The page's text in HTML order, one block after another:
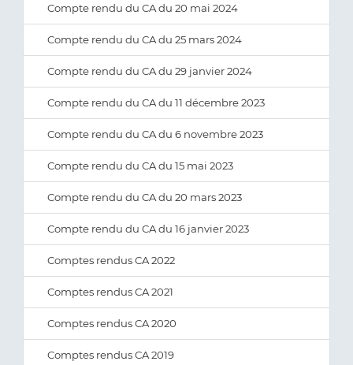
Compte rendu du CA du 20 mai 2024
Compte rendu du CA du 25 mars 2024
Compte rendu du CA du 29 janvier 2024
Compte rendu du CA du 11 décembre 2023
Compte rendu du CA du 6 novembre 2023
Compte rendu du CA du 15 mai 2023
Compte rendu du CA du 20 mars 2023
Compte rendu du CA du 16 janvier 2023
Comptes rendus CA 2022
Comptes rendus CA 2021
Comptes rendus CA 2020
Comptes rendus CA 2019